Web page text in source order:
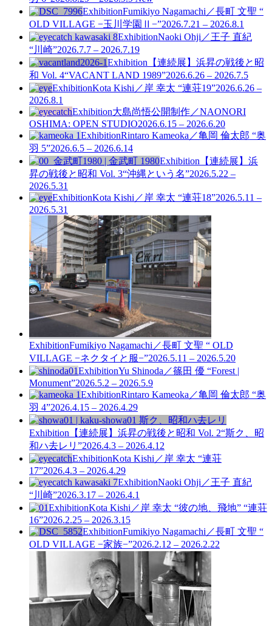
ExhibitionFumikiyo Nagamachi／長町 文聖 “
OLD VILLAGE −玉川学園Ⅱ−”2026.7.21 – 2026.8.1
ExhibitionNaoki Ohji／王子 直紀
“川崎”2026.7.7 – 2026.7.19
Exhibition 【連続展】浜昇の戦後と昭
和 Vol. 4“VACANT LAND 1989”2026.6.26 – 2026.7.5
ExhibitionKota Kishi／岸 幸太 “連荘19”2026.6.26 –
2026.8.1
Exhibition大島尚悟公開制作／NAONORI
OSHIMA: OPEN STUDIO2026.6.15 – 2026.6.20
ExhibitionRintaro Kameoka／亀岡 倫太郎 “奥
羽 5”2026.6.5 – 2026.6.14
Exhibition 【連続展】浜
昇の戦後と昭和 Vol. 3“沖縄という名”2026.5.22 –
2026.5.31
ExhibitionKota Kishi／岸 幸太 “連荘18”2026.5.11 –
2026.5.31
ExhibitionFumikiyo Nagamachi／長町 文聖 “ OLD
VILLAGE −ネクタイと服−”2026.5.11 – 2026.5.20
ExhibitionYu Shinoda／篠田 優 “Forest |
Monument”2026.5.2 – 2026.5.9
ExhibitionRintaro Kameoka／亀岡 倫太郎 “奥
羽 4”2026.4.15 – 2026.4.29
Exhibition 【連続展】浜昇の戦後と昭和 Vol. 2“斯ク、昭
和ハ去レリ”2026.4.3 – 2026.4.12
ExhibitionKota Kishi／岸 幸太 “連荘
17”2026.4.3 – 2026.4.29
ExhibitionNaoki Ohji／王子 直紀
“川崎”2026.3.17 – 2026.4.1
ExhibitionKota Kishi／岸 幸太 “彼の地、飛地” “連荘
16”2026.2.25 – 2026.3.15
ExhibitionFumikiyo Nagamachi／長町 文聖 “
OLD VILLAGE −家族−”2026.2.12 – 2026.2.22